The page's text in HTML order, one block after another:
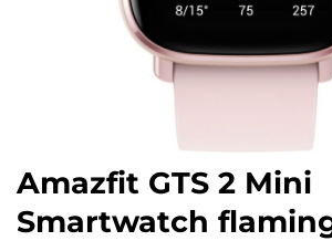
Amazfit GTS 2 Mini
Smartwatch